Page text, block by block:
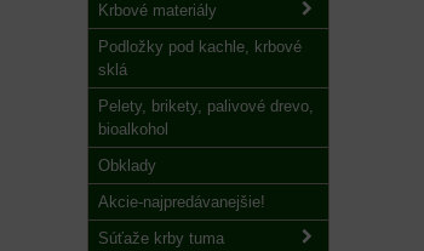
Krbové materiály
Podložky pod kachle, krbové
sklá
Pelety, brikety, palivové drevo,
bioalkohol
Obklady
Akcie-najpredávanejšie!
Súťaže krby tuma